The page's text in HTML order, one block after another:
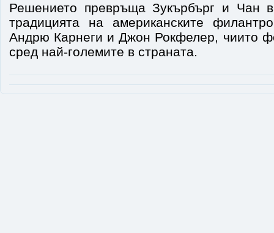
Решението превръща Зукърбърг и Чан
традицията на американските
Андрю Карнеги и Джон Рокфелер, чиито
сред най-големите в страната.